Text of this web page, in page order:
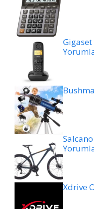
Gigaset
Xdrive